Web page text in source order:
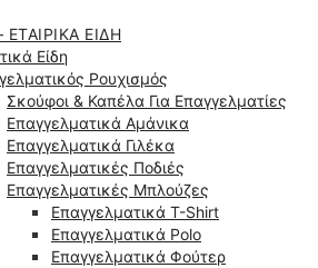
ΕΊΔΗ
Είδη
Ρουχισμός
Σκούφοι & Καπέλα Για Επαγγελματίες
Επαγγελματικά Αμάνικα
Επαγγελματικά Γιλέκα
Επαγγελματικές Ποδιές
Επαγγελματικές Μπλούζες
Επαγγελματικά T-Shirt
Επαγγελματικά Polo
Επαγγελματικά Φούτερ